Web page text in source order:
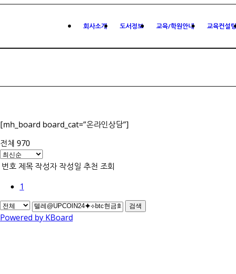
회사소개 도서정보 교육/학원안내 교육컨설팅
[mh_board board_cat=”온라인상담”]
전체 970
번호 제목 작성자 작성일 추천 조회
1
검색
Powered by KBoard